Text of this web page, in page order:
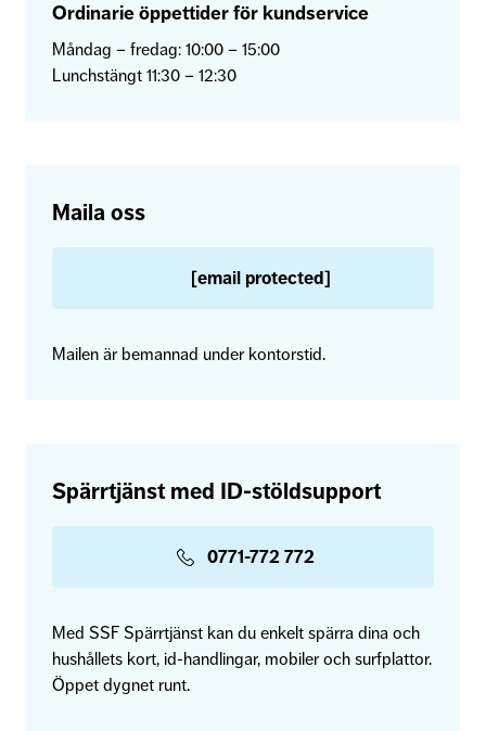
Ordinarie öppettider för kundservice
Måndag – fredag: 10:00 – 15:00
Lunchstängt 11:30 – 12:30
Maila oss
[email protected]
Mailen är bemannad under kontorstid.
Spärrtjänst med ID-stöldsupport
0771-772 772
Med SSF Spärrtjänst kan du enkelt spärra dina och
hushållets kort, id-handlingar, mobiler och surfplattor.
Öppet dygnet runt.